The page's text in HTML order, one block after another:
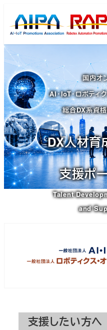
イ
ン
コ
ン
テ
ン
ツ
へ
移
動
国内オ
AI・IoT・ロボティ
総合DX系資
DX人材育
支援ポ
Talent
and
支援したい方へ